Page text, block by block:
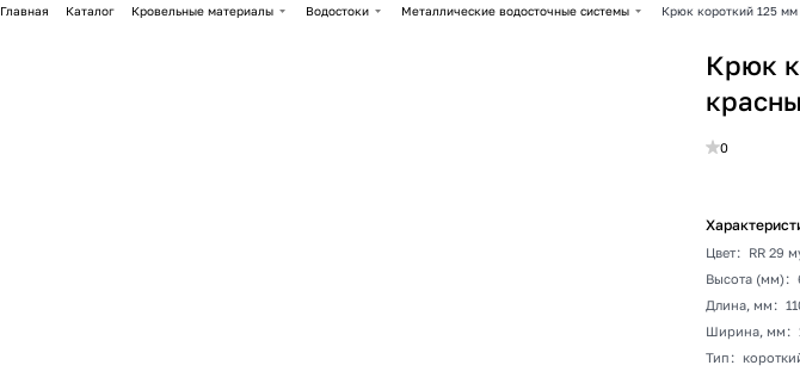
Главная Каталог Кровельные материалы Водостоки Металлические водосточные системы Крюк короткий 125 мм
Крюк
0
Цвет:
RR 29
Высота (мм):
Длина, мм :
Ширина, мм :
Тип :